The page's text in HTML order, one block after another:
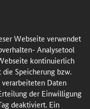
Webseite verwendet
Analysetool
kontinuierlich
Speicherung bzw.
Daten
der Einwilligung
deaktiviert. Ein